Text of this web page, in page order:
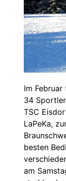
Im
34
TSC
LaPeKa,
besten
am